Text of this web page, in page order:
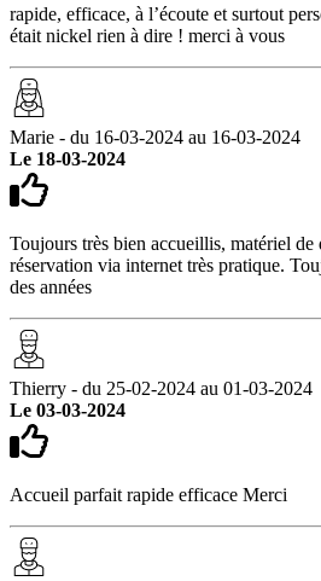
rapide, efficace, à l’écoute et surtout
était nickel rien à dire ! merci à vous
Marie - du 16-03-2024 au 16-03-2024
Le 18-03-2024
Toujours très bien accueillis, matériel de
réservation via internet très pratique.
des années
Thierry - du 25-02-2024 au 01-03-2024
Le 03-03-2024
Accueil parfait rapide efficace Merci